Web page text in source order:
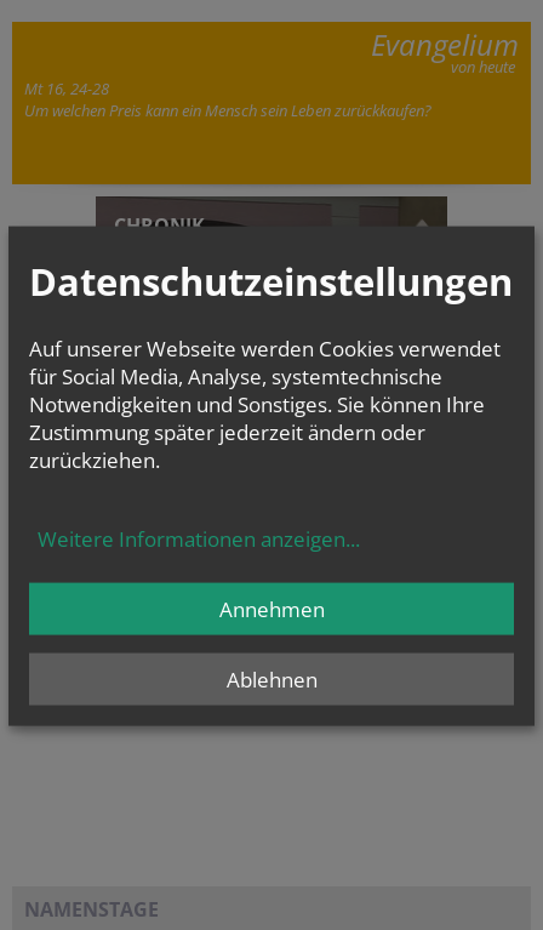
Evangelium
von heute
Mt 16, 24-28
Um welchen Preis kann ein Mensch sein Leben zurückkaufen?
CHRONIK
Pfarrverband Kirchberg am Wagram
Altenwörth
Pfarrexpositur Ottenthal
NAMENSTAGE
Datenschutzeinstellungen
Auf unserer Webseite werden Cookies verwendet
für Social Media, Analyse, systemtechnische
Notwendigkeiten und Sonstiges. Sie können Ihre
Zustimmung später jederzeit ändern oder
zurückziehen.
Weitere Informationen anzeigen...
Ablehnen
Annehmen